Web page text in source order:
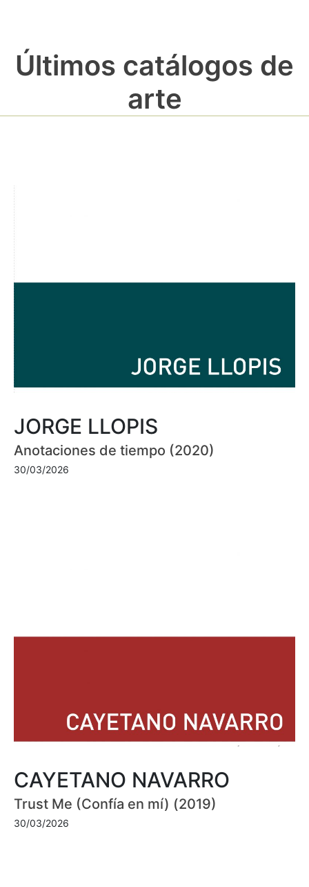
Últimos catálogos de
arte
JORGE LLOPIS
Anotaciones de tiempo (2020)
30/03/2026
CAYETANO NAVARRO
Trust Me (Confía en mí) (2019)
30/03/2026